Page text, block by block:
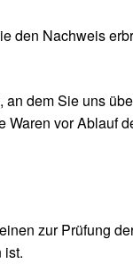
den Nachweis
dem Sie uns
vor Ablauf
zur Prüfung
ist.